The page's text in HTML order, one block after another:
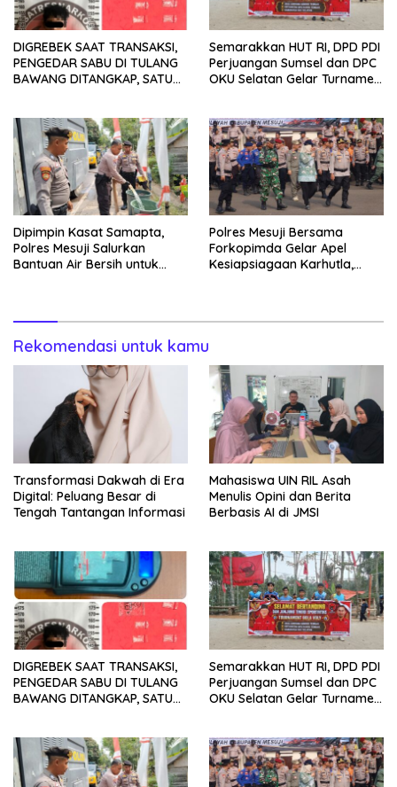
DIGREBEK SAAT TRANSAKSI,
PENGEDAR SABU DI TULANG
BAWANG DITANGKAP, SATU
Semarakkan HUT RI, DPD PDI
Perjuangan Sumsel dan DPC
OKU Selatan Gelar Turnamen
Dipimpin Kasat Samapta,
Polres Mesuji Salurkan
Bantuan Air Bersih untuk
Polres Mesuji Bersama
Forkopimda Gelar Apel
Kesiapsiagaan Karhutla,
Rekomendasi untuk kamu
Transformasi Dakwah di Era
Digital: Peluang Besar di
Tengah Tantangan Informasi
Mahasiswa UIN RIL Asah
Menulis Opini dan Berita
Berbasis AI di JMSI
DIGREBEK SAAT TRANSAKSI,
PENGEDAR SABU DI TULANG
BAWANG DITANGKAP, SATU
Semarakkan HUT RI, DPD PDI
Perjuangan Sumsel dan DPC
OKU Selatan Gelar Turnamen